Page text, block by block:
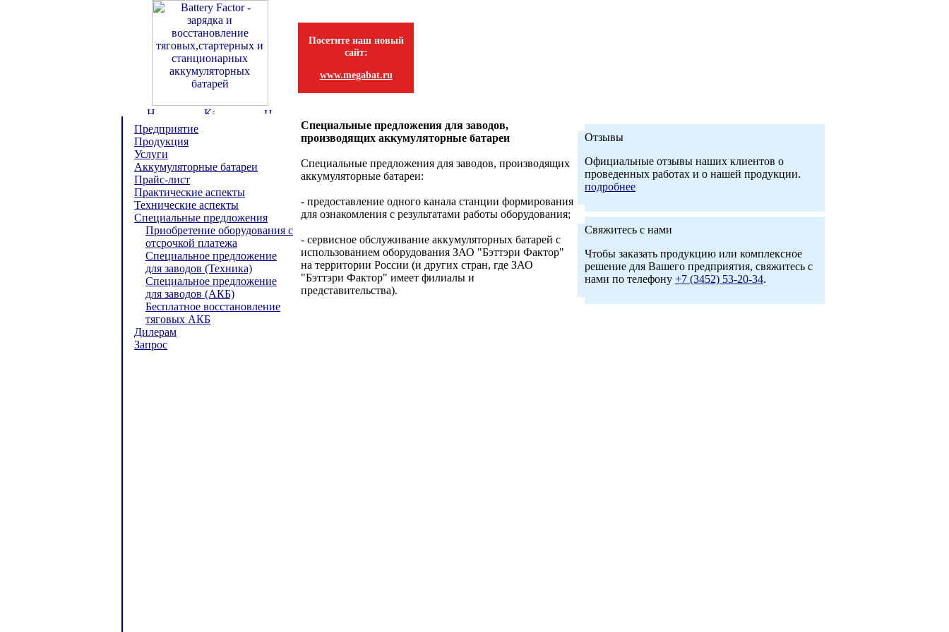
Посетите наш новый
сайт:
www.megabat.ru
Предприятие
Продукция
Услуги
Аккумуляторные батареи
Прайс-лист
Практические аспекты
Технические аспекты
Специальные предложения
Приобретение оборудования с
отсрочкой платежа
Специальное предложение
для заводов (Техника)
Специальное предложение
для заводов (АКБ)
Бесплатное восстановление
тяговых АКБ
Дилерам
Запрос
Специальные предложения для заводов,
производящих аккумуляторные батареи
Специальные предложения для заводов, производящих
аккумуляторные батареи:
- предоставление одного канала станции формирования
для ознакомления с результатами работы оборудования;
- сервисное обслуживание аккумуляторных батарей с
использованием оборудования ЗАО "Бэттэри Фактор"
на территории России (и других стран, где ЗАО
"Бэттэри Фактор" имеет филиалы и
представительства).
Отзывы
Официальные отзывы наших клиентов о
проведенных работах и о нашей продукции.
подробнее
Свяжитесь с нами
Чтобы заказать продукцию или комплексное
решение для Вашего предприятия, свяжитесь с
нами по телефону +7 (3452) 53-20-34.